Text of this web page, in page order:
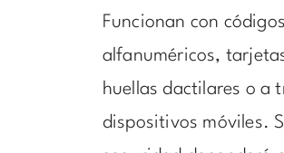
Funcionan con códigos
alfanuméricos,
huellas dactilares o a
dispositivos móviles.